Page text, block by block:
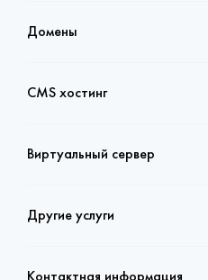
Домены
CMS хостинг
Виртуальный сервер
Другие услуги
Контактная информация